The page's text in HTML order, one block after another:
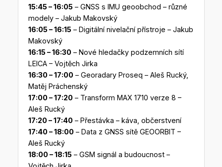
15:45 – 16:05– GNSS s IMU geoobchod – různé
modely – Jakub Makovský
16:05 – 16:15– Digitální nivelační přístroje – Jakub
Makovský
16:15 – 16:30– Nové hledačky podzemních sítí
LEICA – Vojtěch Jirka
16:30 – 17:00– Georadary Proseq – Aleš Rucký,
Matěj Práchenský
17:00 – 17:20– Transform MAX 1710 verze 8 –
Aleš Rucký
17:20 – 17:40– Přestávka – káva, občerstvení
17:40 – 18:00– Data z GNSS sítě GEOORBIT –
Aleš Rucký
18:00 – 18:15– GSM signál a budoucnost –